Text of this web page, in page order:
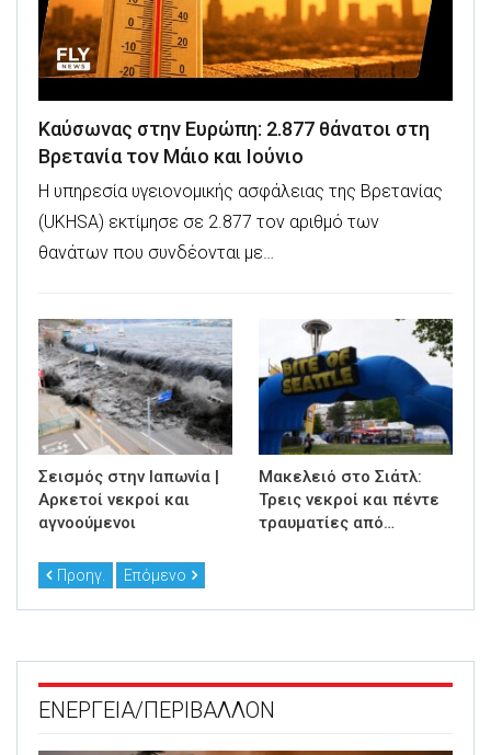
Καύσωνας στην Ευρώπη: 2.877 θάνατοι στη
Βρετανία τον Μάιο και Ιούνιο
Η υπηρεσία υγειονομικής ασφάλειας της Βρετανίας
(UKHSA) εκτίμησε σε 2.877 τον αριθμό των
θανάτων που συνδέονται με…
Σεισμός στην Ιαπωνία |
Αρκετοί νεκροί και
αγνοούμενοι
Μακελειό στο Σιάτλ:
Τρεις νεκροί και πέντε
τραυματίες από…
Προηγ. Επόμενο
ΕΝΕΡΓΕΙΑ/ΠΕΡΙΒΑΛΛΟΝ